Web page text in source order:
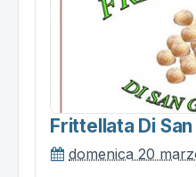
Frittellata Di
domenica 20